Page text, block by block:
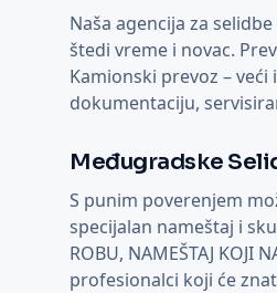
Naša agencija za
štedi vreme i novac.
Kamionski prevoz –
dokumentaciju,
Međugradske
S punim poverenjem
specijalan nameštaj i
ROBU, NAMEŠTAJ KOJI
profesionalci koji će